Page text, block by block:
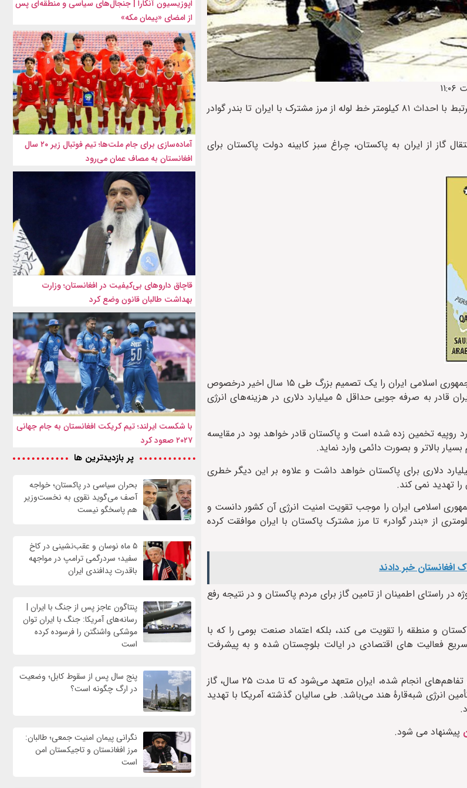
همزمان با اقدام ایران در مجامع حقوقی بین المللی، دولت موقت پاکستان لایحه مرتبط با احداث ۸۱ کیلومتر خط لوله از مرز مشترک با ایران تا بندر گوادر
گاز از ایران به پاکستان، چراغ سبز کابینه دولت پاکستان برای
کارشناسان اقتصادی در پاکستان تصمیم این کشور برای احداث خط لوله گاز تا مرز جمهوری اسلامی ایران را یک تصمیم بزرگ طی ۱۵ سال اخیر درخصوص
پروژه مشترک گازی دانسته و گفتند: اسلام‌آباد با بهره‌گیری از خط لوله انتقال گاز ایران قادر به صرفه جویی حداقل ۵ میلیارد دلاری در هزینه‌های انرژی
خط لوله گاز از مرز ایران تا بندر گوادر در بلوچستان پاکستان ۴۵ میلیارد روپیه تخمین زده شده است و پاکستان قادر خواهد بود در مقایسه
بالاتر و بصورت دائمی وارد نماید.
خبری جیو نیوز نوشت: تکمیل خط لوله انتقال گاز از ایران صرفه جویی ۵ میلیارد دلاری برای پاکستان خواهد داشت و علاوه بر این دیگر خطری
تهدید نمی کند.
اسلامی ایران را موجب تقویت امنیت انرژی آن کشور دانست و
کرد که کمیته انرژی در کابینه دولت پاکستان با طرح احداث خط لوله ۸۱ کیلومتری از «بندر گوادر» تا مرز مشترک پاکستان با ایران موافقت کرده
راستای اطمینان از تامین گاز برای مردم پاکستان و در نتیجه رفع
و منطقه را تقویت می کند، بلکه اعتماد صنعت بومی را که با
فعالیت های اقتصادی در ایالت بلوچستان شده و به پیشرفت
خط لولهٔ صلح نام خط لولهٔ گاز صادراتی ایران به هند و پاکستان است که براساس تفاهم‌های انجام شده، ایران متعهد می‌شود که تا مدت ۲۵ سال، گاز
انرژی شبه‌قارهٔ هند می‌باشد. طی سالیان گذشته آمریکا با تهدید
پیشنهاد می شود.
اپوزیسیون آنکارا | جنجال‌های سیاسی و منطقه‌ای پس
از امضای «پیمان مکه»
آماده‌سازی برای جام ملت‌ها؛ تیم فوتبال زیر ۲۰ سال
افغانستان به مصاف عمان می‌رود
قاچاق داروهای بی‌کیفیت در افغانستان؛ وزارت
بهداشت طالبان قانون وضع کرد
با شکست ایرلند؛ تیم کریکت افغانستان به جام جهانی
۲۰۲۷ صعود کرد
پر بازدیدترین ها
بحران سیاسی در پاکستان؛ خواجه
آصف می‌گوید نقوی به نخست‌وزیر
هم پاسخگو نیست
۵ ماه نوسان و عقب‌نشینی در کاخ
سفید؛ سردرگمی ترامپ در مواجهه
باقدرت پدافندی ایران
پنتاگون عاجز پس از جنگ با ایران |
رسانه‌های آمریکا: جنگ با ایران توان
موشکی واشنگتن را فرسوده کرده
است
پنج سال پس از سقوط کابل؛ وضعیت
در ارگ چگونه است؟
نگرانی پیمان امنیت جمعی؛ طالبان:
مرز افغانستان و تاجیکستان امن
است